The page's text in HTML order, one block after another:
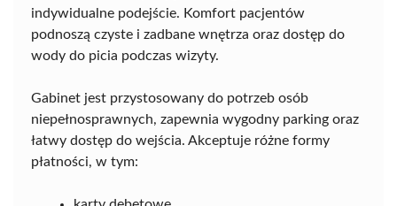
indywidualne podejście. Komfort pacjentów
podnoszą czyste i zadbane wnętrza oraz dostęp do
wody do picia podczas wizyty.
Gabinet jest przystosowany do potrzeb osób
niepełnosprawnych, zapewnia wygodny parking oraz
łatwy dostęp do wejścia. Akceptuje różne formy
płatności, w tym: